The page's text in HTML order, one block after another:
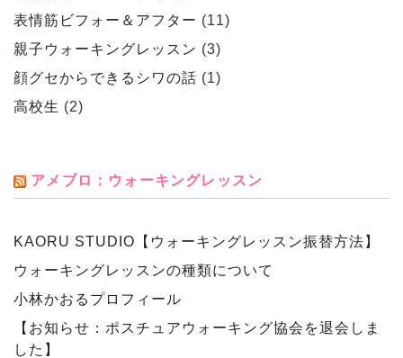
表情筋ビフォー＆アフター (11)
親子ウォーキングレッスン (3)
顔グセからできるシワの話 (1)
高校生 (2)
アメブロ：ウォーキングレッスン
KAORU STUDIO【ウォーキングレッスン振替方法】
ウォーキングレッスンの種類について
小林かおるプロフィール
【お知らせ：ポスチュアウォーキング協会を退会しま
した】